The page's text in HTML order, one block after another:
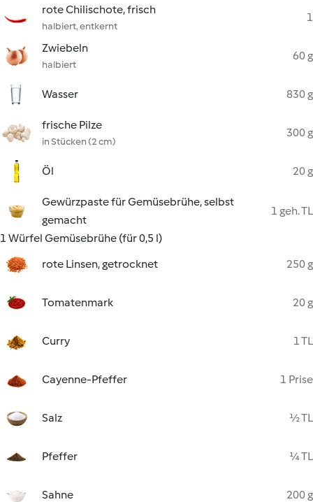
rote Chilischote, frisch
halbiert, entkernt
1
Zwiebeln
halbiert
60 g
Wasser 830 g
frische Pilze
in Stücken (2 cm)
300 g
Öl 20 g
Gewürzpaste für Gemüsebrühe, selbst
gemacht
1 geh. TL
1 Würfel Gemüsebrühe (für 0,5 l)
rote Linsen, getrocknet
250 g
Tomatenmark 20 g
Curry 1 TL
Cayenne-Pfeffer 1 Prise
Salz ½ TL
Pfeffer ¼ TL
Sahne 200 g